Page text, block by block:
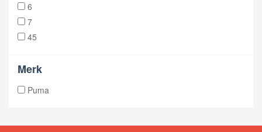
6
7
45
Merk
Puma